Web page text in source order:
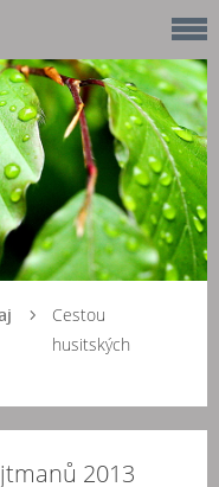
Cestou
husitských
2013